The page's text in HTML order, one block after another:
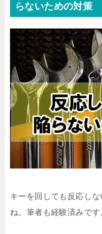
らないための対策
キーを回しても反応し
ね。筆者も経験済みです